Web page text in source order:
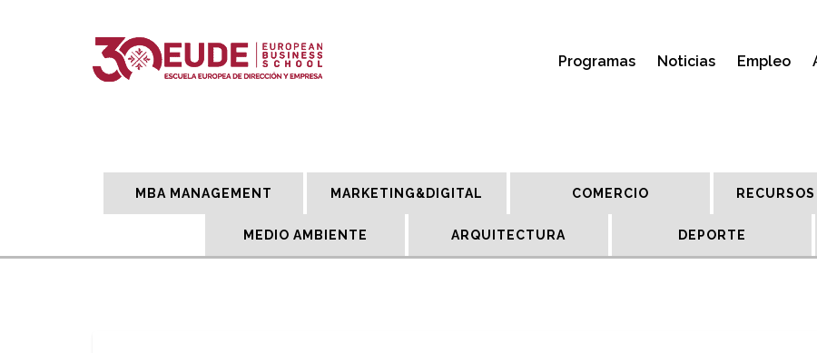
Programas Noticias Empleo
MBA MANAGEMENT MARKETING&DIGITAL COMERCIO
MEDIO AMBIENTE ARQUITECTURA DEPORTE